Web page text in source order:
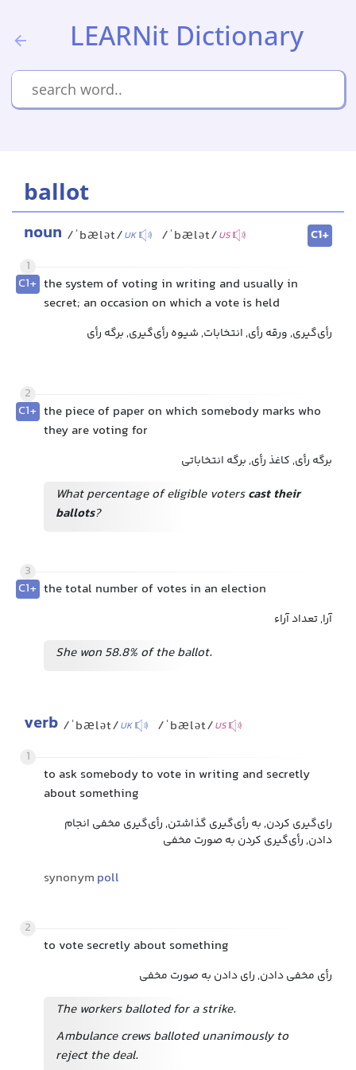
LEARNit Dictionary
ballot
noun /ˈbælət/UK /ˈbælət/US
C1+
1
C1+ the system of voting in writing and usually in
secret; an occasion on which a vote is held
رأی‌گیری, ورقه رأی, انتخابات, شیوه رأی‌گیری, برگه رأی
2
C1+ the piece of paper on which somebody marks who
they are voting for
برگه رأی, کاغذ رأی, برگه انتخاباتی
What percentage of eligible voterscast their
ballots?
3
C1+ the total number of votes in an election
آرا, تعداد آراء
She won 58.8% of the ballot.
verb /ˈbælət/UK /ˈbælət/US
1
to ask somebody to vote in writing and secretly
about something
رای‌گیری کردن, به رأی‌گیری گذاشتن, رأی‌گیری مخفی انجام
دادن, رأی‌گیری کردن به صورت مخفی
synonym poll
2
to vote secretly about something
رأی مخفی دادن, رای دادن به صورت مخفی
The workers balloted for a strike.
Ambulance crews balloted unanimously to
reject the deal.